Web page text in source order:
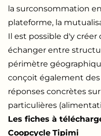
la surconsommation
plateforme, la
Il est possible d'y
échanger entre
périmètre
conçoit également
réponses concrètes
particulières
Les fiches à
Coopcycle Tipimi